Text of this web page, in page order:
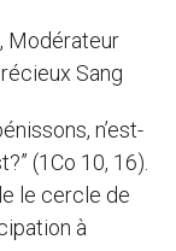
Modérateur
Sang
n’est-
(1Co 10, 16).
le cercle de
à